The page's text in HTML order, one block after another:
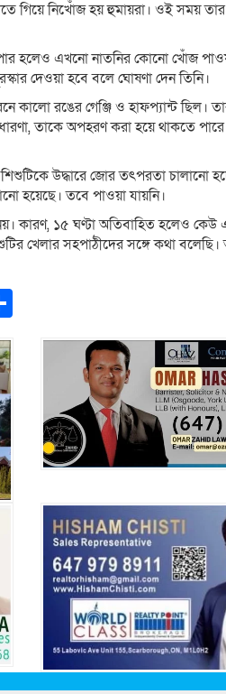
গিয়ে নিখোঁজ হয় হুমায়রা। ওই সময়
হলেও এখনো নাতনির কোনো খোঁজ
দেওয়া হবে বলে ঘোষণা দেন তিনি।
কালো রঙের গেঞ্জি ও হাফপ্যান্ট ছিল।
তাকে অপহরণ করা হয়ে থাকতে
শিশুটিকে উদ্ধারে জোর তৎপরতা চালানো
হয়েছে। তবে পাওয়া যায়নি।
কারণ, ১৫ ঘণ্টা অতিবাহিত হলেও কেউ
খেলার সহপাঠীদের সঙ্গে কথা